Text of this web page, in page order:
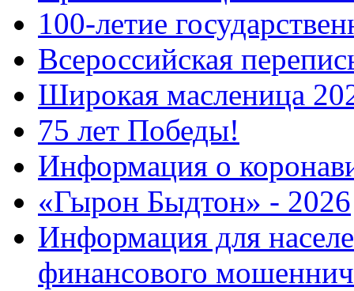
100-летие
Всероссийская
Широкая масленица
75 лет Победы!
Информация о
«Гырон Быдтон» - 2026
Информация для
финансового